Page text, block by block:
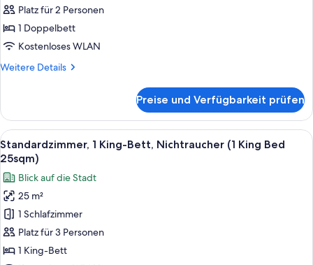
Doppelbett,
Nichtraucher
(1
anzeigen
Platz für 2 Personen
1 Doppelbett
Kostenloses WLAN
Weitere Details
Weitere
1
Doppelbett,
Nichtraucher
(1
Double)
Preise und Verfügbarkeit prüfen
Alle
Fotos
für
Standardzimmer,
1 King-
Bett,
Nichtraucher
(1
Ein Hotelzimmer mit einem großen
6
Standardzimmer, 1 King-Bett, Nichtraucher (1 King Bed
25sqm)
Blick auf die Stadt
25 m²
1 Schlafzimmer
Platz für 3 Personen
1 King-Bett